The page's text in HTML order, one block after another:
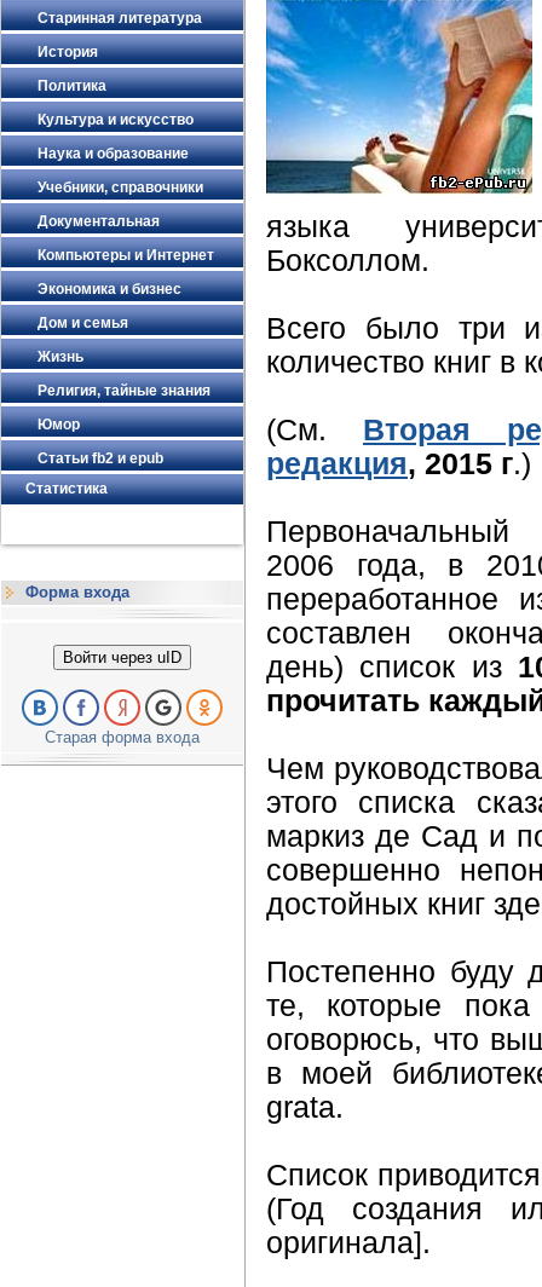
Старинная литература
История
Политика
Культура и искусство
Наука и образование
Учебники, справочники
Документальная
Компьютеры и Интернет
Экономика и бизнес
Дом и семья
Жизнь
Религия, тайные знания
Юмор
Статьи fb2 и epub
Статистика
Форма входа
Войти через uID
Старая форма входа
языка
Боксоллом.
Всего было три
количество книг в
(См. Вторая
редакция, 2015 г.)
2006 года, в
переработанное
составлен
день) список из
прочитать
Чем
этого списка
маркиз де Сад и
совершенно
достойных книг
Постепенно буду
те, которые
оговорюсь, что
в моей
grata.
Список
(Год создания
оригинала].